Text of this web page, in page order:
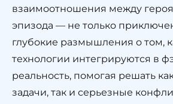
взаимоотношения между
эпизода — не только
глубокие размышления о том,
технологии интегрируются в
реальность, помогая решать
задачи, так и серьезные